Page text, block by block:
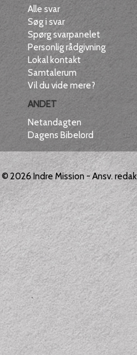
Alle svar
Søg i svar
Spørg svarpanelet
Personlig rådgivning
Lokal kontakt
Samtalerum
Vil du vide mere?
ANDET
Netandagten
Dagens Bibelord
© 2026Indre Mission - Ansv.